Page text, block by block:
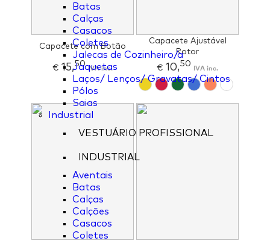
Batas
Calças
Casacos
Coletes
Jalecas de Cozinheiro/a
Jaquetas
Laços/ Lenços/ Gravatas/ Cintos
Pólos
Saias
Industrial
VESTUÁRIO PROFISSIONAL
INDUSTRIAL
Aventais
Batas
Calças
Calções
Casacos
Coletes
Capacete com Botão
€ 15,50 IVA inc.
Capacete Ajustável
Rotor
€ 10,50 IVA inc.